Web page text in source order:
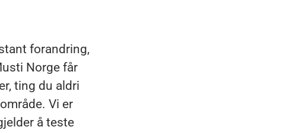
forandring,
Norge får
ting du aldri
Vi er
å teste